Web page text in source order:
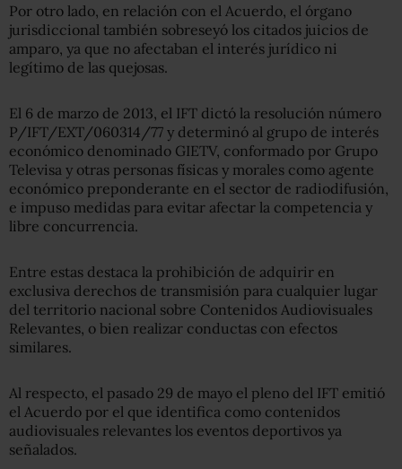
Por otro lado, en relación con el Acuerdo, el órgano
jurisdiccional también sobreseyó los citados juicios de
amparo, ya que no afectaban el interés jurídico ni
legítimo de las quejosas.
El 6 de marzo de 2013, el IFT dictó la resolución número
P/IFT/EXT/060314/77 y determinó al grupo de interés
económico denominado GIETV, conformado por Grupo
Televisa y otras personas físicas y morales como agente
económico preponderante en el sector de radiodifusión,
e impuso medidas para evitar afectar la competencia y
libre concurrencia.
Entre estas destaca la prohibición de adquirir en
exclusiva derechos de transmisión para cualquier lugar
del territorio nacional sobre Contenidos Audiovisuales
Relevantes, o bien realizar conductas con efectos
similares.
Al respecto, el pasado 29 de mayo el pleno del IFT emitió
el Acuerdo por el que identifica como contenidos
audiovisuales relevantes los eventos deportivos ya
señalados.